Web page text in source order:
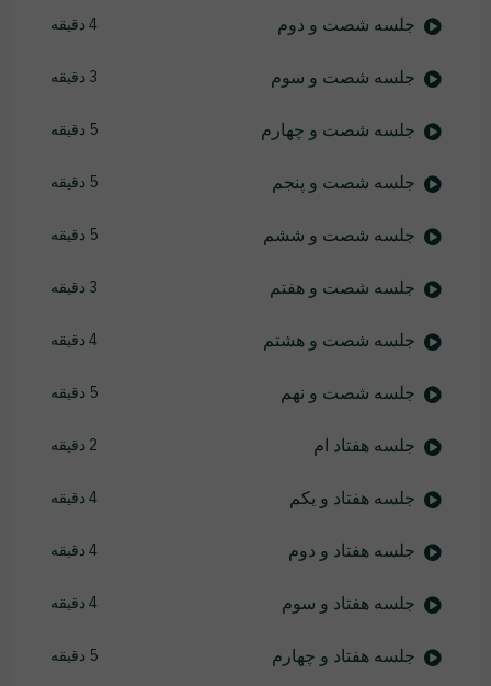
جلسه شصت و دوم 4 دقیقه
جلسه شصت و سوم 3 دقیقه
جلسه شصت و چهارم 5 دقیقه
جلسه شصت و پنجم 5 دقیقه
جلسه شصت و ششم 5 دقیقه
جلسه شصت و هفتم 3 دقیقه
جلسه شصت و هشتم 4 دقیقه
جلسه شصت و نهم 5 دقیقه
جلسه هفتاد ام 2 دقیقه
جلسه هفتاد و یکم 4 دقیقه
جلسه هفتاد و دوم 4 دقیقه
جلسه هفتاد و سوم 4 دقیقه
جلسه هفتاد و چهارم 5 دقیقه